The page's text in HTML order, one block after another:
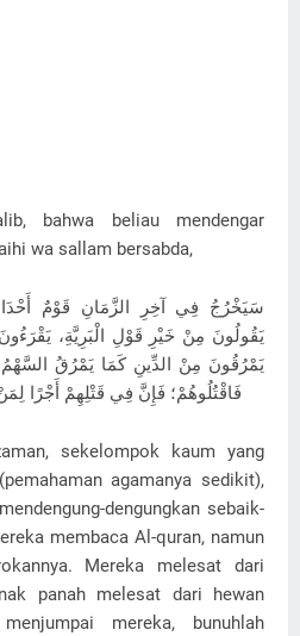
bahwa beliau mendengar
wa sallam bersabda,
سَيَخْرُجُ فِي آخِرِ الزَّمَانِ قَوْمٌ
يَقُولُونَ مِنْ خَيْرِ قَوْلِ الْبَرِيَّةِ،
يَمْرُقُونَ مِنْ الدِّينِ كَمَا يَمْرُقُ السَّهْمُ
فَاقْتُلُوهُمْ؛ فَإِنَّ فِي قَتْلِهِمْ أَجْرًا
sekelompok kaum yang
agamanya sedikit),
dengungkan sebaik-
membaca Al-quran, namun
Mereka melesat dari
panah melesat dari hewan
mereka, bunuhlah